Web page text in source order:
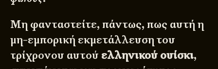
Μη φανταστείτε, πάντως, πως αυτή η
μη-εμπορική εκμετάλλευση του
τρίχρονου αυτού ελληνικού ουίσκι,